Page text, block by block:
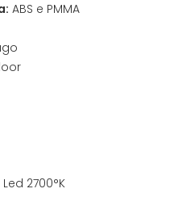
ABS e PMMA
2700°K